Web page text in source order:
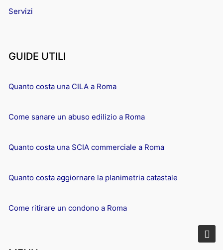
Servizi
GUIDE UTILI
Quanto costa una CILA a Roma
Come sanare un abuso edilizio a Roma
Quanto costa una SCIA commerciale a Roma
Quanto costa aggiornare la planimetria catastale
Come ritirare un condono a Roma